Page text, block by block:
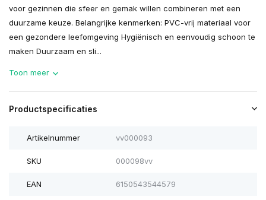
voor gezinnen die sfeer en gemak willen combineren met een
duurzame keuze. Belangrijke kenmerken: PVC-vrij materiaal voor
een gezondere leefomgeving Hygiënisch en eenvoudig schoon te
maken Duurzaam en sli...
Toon meer
Productspecificaties
Artikelnummer vv000093
SKU 000098vv
EAN 6150543544579